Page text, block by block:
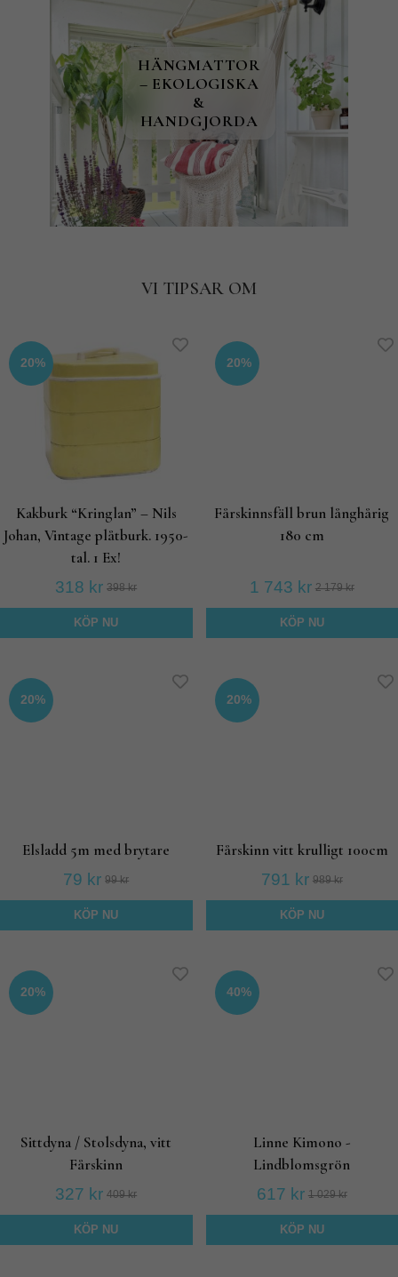
HÄNGMATTOR
– EKOLOGISKA
&
HANDGJORDA
VI TIPSAR OM
20%
Kakburk “Kringlan” – Nils
Johan, Vintage plåtburk. 1950-
tal. 1 Ex!
318 kr 398 kr
KÖP NU
20%
Fårskinnsfäll brun långhårig
180 cm
1 743 kr 2 179 kr
KÖP NU
20%
Elsladd 5m med brytare
79 kr 99 kr
KÖP NU
20%
Fårskinn vitt krulligt 100cm
791 kr 989 kr
KÖP NU
20%
Sittdyna / Stolsdyna, vitt
Fårskinn
327 kr 409 kr
KÖP NU
40%
Linne Kimono -
Lindblomsgrön
617 kr 1 029 kr
KÖP NU